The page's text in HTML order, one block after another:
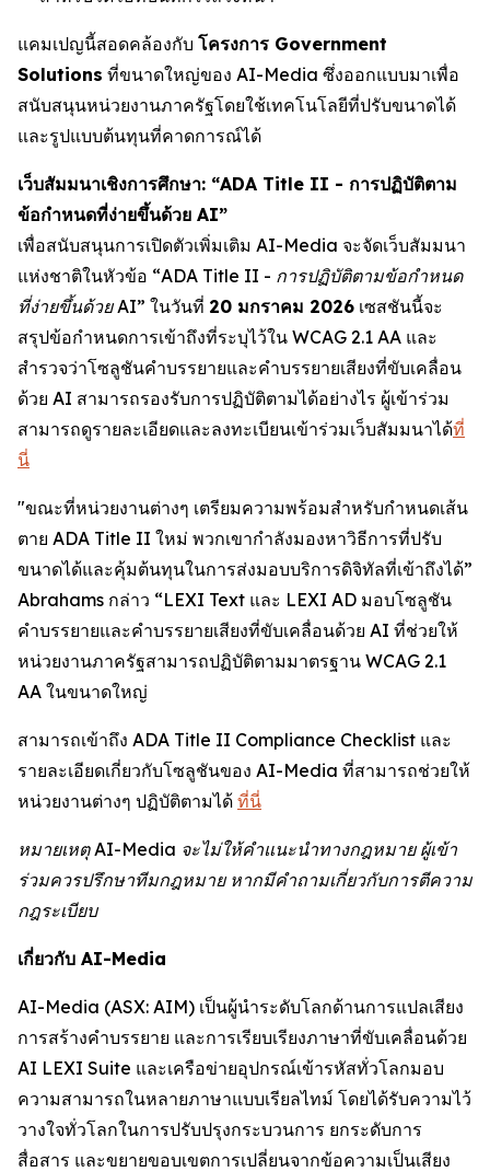
แคมเปญนี้สอดคล้องกับ โครงการ Government
Solutions ที่ขนาดใหญ่ของ AI-Media ซึ่งออกแบบมาเพื่อ
สนับสนุนหน่วยงานภาครัฐโดยใช้เทคโนโลยีที่ปรับขนาดได้
และรูปแบบต้นทุนที่คาดการณ์ได้
เว็บสัมมนาเชิงการศึกษา: “ADA Title II - การปฏิบัติตาม
ข้อกำหนดที่ง่ายขึ้นด้วย AI”
เพื่อสนับสนุนการเปิดตัวเพิ่มเติม AI-Media จะจัดเว็บสัมมนา
แห่งชาติในหัวข้อ “ADA Title II - การปฏิบัติตามข้อกำหนด
ที่ง่ายขึ้นด้วย AI” ในวันที่ 20 มกราคม 2026 เซสชันนี้จะ
สรุปข้อกำหนดการเข้าถึงที่ระบุไว้ใน WCAG 2.1 AA และ
สำรวจว่าโซลูชันคำบรรยายและคำบรรยายเสียงที่ขับเคลื่อน
ด้วย AI สามารถรองรับการปฏิบัติตามได้อย่างไร ผู้เข้าร่วม
สามารถดูรายละเอียดและลงทะเบียนเข้าร่วมเว็บสัมมนาได้ที่
นี่
"ขณะที่หน่วยงานต่างๆ เตรียมความพร้อมสำหรับกำหนดเส้น
ตาย ADA Title II ใหม่ พวกเขากำลังมองหาวิธีการที่ปรับ
ขนาดได้และคุ้มต้นทุนในการส่งมอบบริการดิจิทัลที่เข้าถึงได้”
Abrahams กล่าว “LEXI Text และ LEXI AD มอบโซลูชัน
คำบรรยายและคำบรรยายเสียงที่ขับเคลื่อนด้วย AI ที่ช่วยให้
หน่วยงานภาครัฐสามารถปฏิบัติตามมาตรฐาน WCAG 2.1
AA ในขนาดใหญ่
สามารถเข้าถึง ADA Title II Compliance Checklist และ
รายละเอียดเกี่ยวกับโซลูชันของ AI-Media ที่สามารถช่วยให้
หน่วยงานต่างๆ ปฏิบัติตามได้ ที่นี่
หมายเหตุ AI-Media จะไม่ให้คำแนะนำทางกฎหมาย ผู้เข้า
ร่วมควรปรึกษาทีมกฎหมาย หากมีคำถามเกี่ยวกับการตีความ
กฎระเบียบ
เกี่ยวกับ AI-Media
AI-Media (ASX: AIM) เป็นผู้นำระดับโลกด้านการแปลเสียง
การสร้างคำบรรยาย และการเรียบเรียงภาษาที่ขับเคลื่อนด้วย
AI LEXI Suite และเครือข่ายอุปกรณ์เข้ารหัสทั่วโลกมอบ
ความสามารถในหลายภาษาแบบเรียลไทม์ โดยได้รับความไว้
วางใจทั่วโลกในการปรับปรุงกระบวนการ ยกระดับการ
สื่อสาร และขยายขอบเขตการเปลี่ยนจากข้อความเป็นเสียง